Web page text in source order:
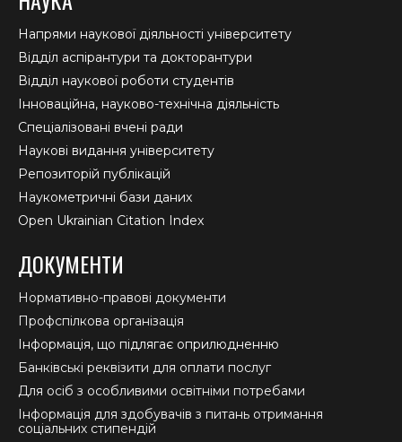
Напрями наукової діяльності університету
Відділ аспірантури та докторантури
Відділ наукової роботи студентів
Інноваційна, науково-технічна діяльність
Спеціалізовані вчені ради
Наукові видання університету
Репозиторій публікацій
Наукометричні бази даних
Open Ukrainian Citation Index
ДОКУМЕНТИ
Нормативно-правові документи
Профспілкова організація
Інформація, що підлягає оприлюдненню
Банківські реквізити для оплати послуг
Для осіб з особливими освітніми потребами
Інформація для здобувачів з питань отримання
соціальних стипендій